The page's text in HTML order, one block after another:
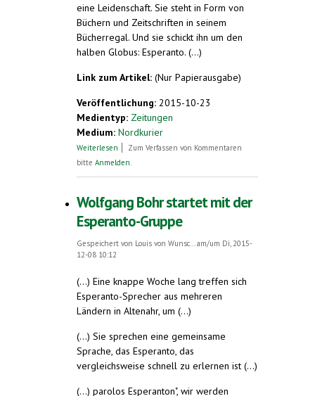
eine Leidenschaft. Sie steht in Form von
Büchern und Zeitschriften in seinem
Bücherregal. Und sie schickt ihn um den
halben Globus: Esperanto. (...)
Link zum Artikel: (Nur Papierausgabe)
Veröffentlichung: 2015-10-23
Medientyp: Zeitungen
Medium: Nordkurier
Weiterlesen über Esperanto-Jünger lassen sich nicht
Zum Verfassen von Kommentaren
bitte Anmelden
Wolfgang Bohr startet mit der
Esperanto-Gruppe
Gespeichert von Louis von Wunsc...am/um Di, 2015-
12-08 10:12
(...) Eine knappe Woche lang treffen sich
Esperanto-Sprecher aus mehreren
Ländern in Altenahr, um (...)
(...) Sie sprechen eine gemeinsame
Sprache, das Esperanto, das
vergleichsweise schnell zu erlernen ist (...)
(...) parolos Esperanton", wir werden